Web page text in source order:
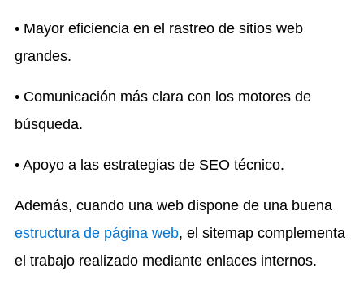
• Mayor eficiencia en el rastreo de sitios web
grandes.
• Comunicación más clara con los motores de
búsqueda.
• Apoyo a las estrategias de SEO técnico.
Además, cuando una web dispone de una buena
estructura de página web, el sitemap complementa
el trabajo realizado mediante enlaces internos.